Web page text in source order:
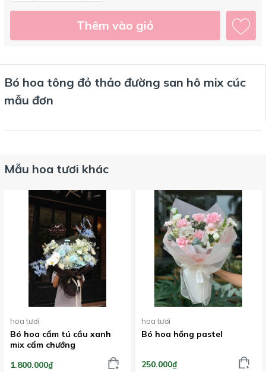
Thêm vào giỏ
Bó hoa tông đỏ thảo đường san hô mix cúc
mẫu đơn
Mẫu hoa tươi khác
hoa tươi
Bó hoa cẩm tú cầu xanh
mix cẩm chướng
1.800.000₫
hoa tươi
Bó hoa hồng pastel
250.000₫